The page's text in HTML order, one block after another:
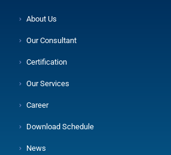
About Us
Our Consultant
Certification
Our Services
Career
Download Schedule
News